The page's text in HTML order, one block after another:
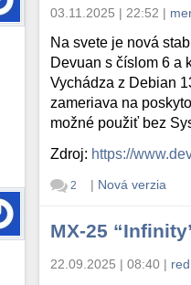
03.11.2025 | 22:52 |
Na svete je nová
Devuan s číslom 6 a
Vychádza z Debian
zameriava na
možné použiť bez
Zdroj: https://
2 | Nová verzia
MX-25
22.09.2025 | 08:40 |